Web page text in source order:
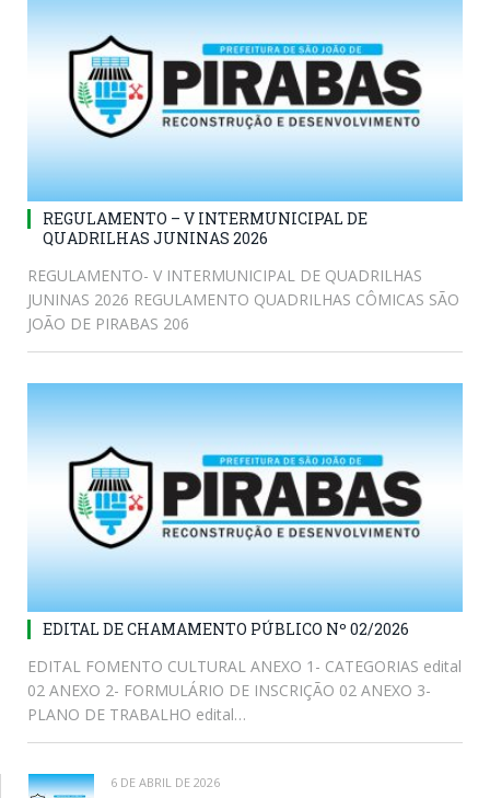
REGULAMENTO – V INTERMUNICIPAL DE
QUADRILHAS JUNINAS 2026
REGULAMENTO- V INTERMUNICIPAL DE QUADRILHAS
JUNINAS 2026 REGULAMENTO QUADRILHAS CÔMICAS SÃO
JOÃO DE PIRABAS 206
EDITAL DE CHAMAMENTO PÚBLICO Nº 02/2026
EDITAL FOMENTO CULTURAL ANEXO 1- CATEGORIAS edital
02 ANEXO 2- FORMULÁRIO DE INSCRIÇÃO 02 ANEXO 3-
PLANO DE TRABALHO edital…
6 DE ABRIL DE 2026